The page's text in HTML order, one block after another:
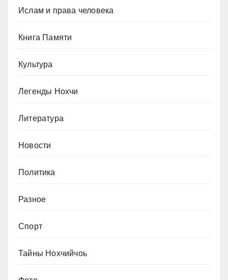
Ислам и права человека
Книга Памяти
Культура
Легенды Нохчи
Литература
Новости
Политика
Разное
Спорт
Тайны Нохчийчоь